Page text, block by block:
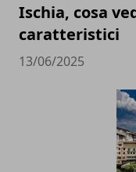
Ischia, cosa
caratteristici
13/06/2025